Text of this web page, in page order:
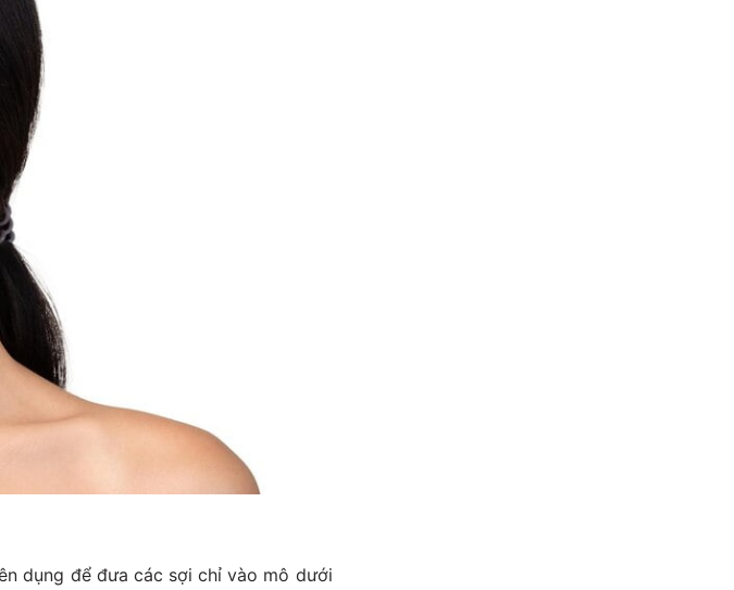
dụng để đưa các sợi chỉ vào mô dưới